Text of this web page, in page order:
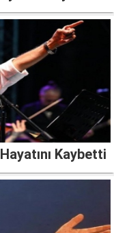
Kaybetti